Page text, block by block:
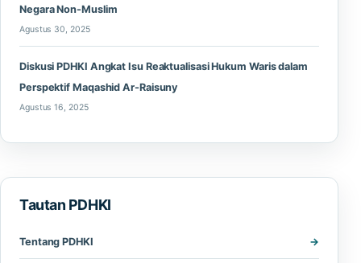
Negara Non-Muslim
Agustus 30, 2025
Diskusi PDHKI Angkat Isu Reaktualisasi Hukum Waris dalam
Perspektif Maqashid Ar-Raisuny
Agustus 16, 2025
Tautan PDHKI
Tentang PDHKI